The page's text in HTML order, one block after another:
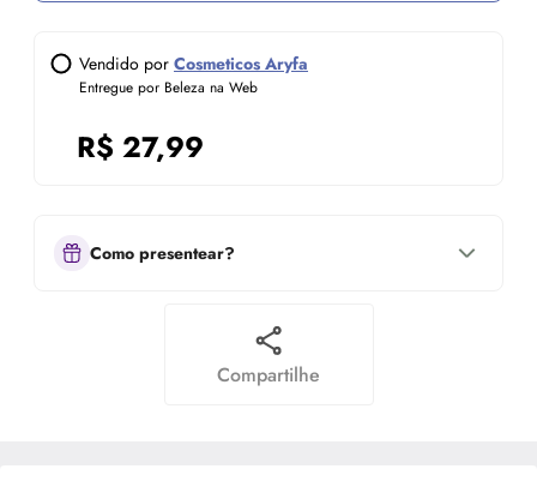
Vendido por Cosmeticos Aryfa
Entregue por Beleza na Web
R$ 27,99
Como presentear?
Compartilhe